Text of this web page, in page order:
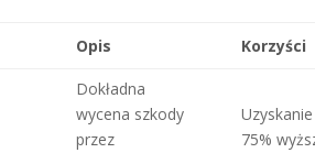
Opis Korzyści
Dokładna
wycena szkody
przez
75%